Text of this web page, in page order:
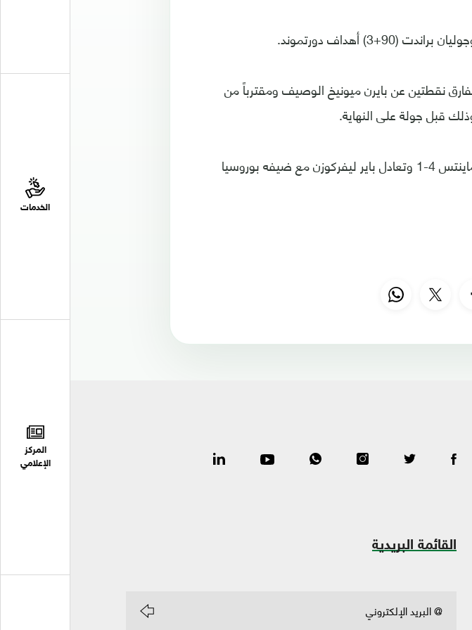
الخدمات
المركز
الإعلامي
إلى الصدارة بـ70 نقطة وبفارق نقطتين عن بايرن ميونيخ الوصيف ومقترباً من
قبل جولة على النهاية.
وفي مواجهة أخرى، انتصر شتوتغارت على مضيفه ماينتس 4-1 وتعادل باير ليفركوزن مع ضيفه بوروسيا
القائمة البريدية